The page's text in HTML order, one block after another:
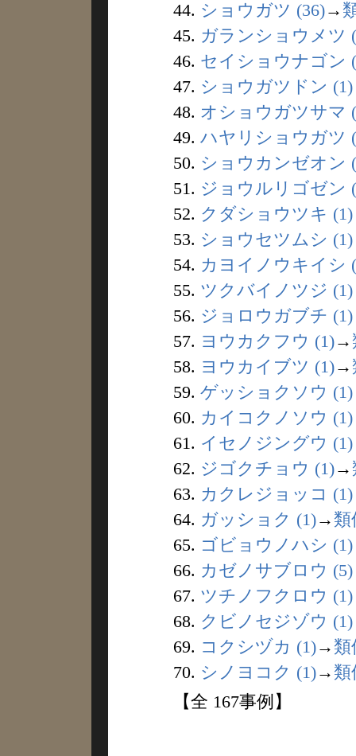
44. ショウガツ (36)→
45. ガランショウメツ
46. セイショウナゴン
47. ショウガツドン (1)
48. オショウガツサマ
49. ハヤリショウガツ
50. ショウカンゼオン
51. ジョウルリゴゼン
52. クダショウツキ (1)
53. ショウセツムシ (1)
54. カヨイノウキイシ
55. ツクバイノツジ (1)
56. ジョロウガブチ (1)
57. ヨウカクフウ (1)→
58. ヨウカイブツ (1)→
59. ゲッショクソウ (1)
60. カイコクノソウ (1)
61. イセノジングウ (1)
62. ジゴクチョウ (1)→
63. カクレジョッコ (1)
64. ガッショク (1)→ 類
65. ゴビョウノハシ (1)
66. カゼノサブロウ (5)
67. ツチノフクロウ (1)
68. クビノセジゾウ (1)
69. コクシヅカ (1)→ 類
70. シノヨコク (1)→ 類
【全 167事例】